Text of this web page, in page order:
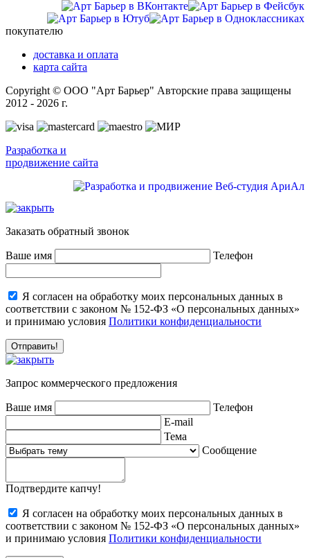
покупателю
доставка и оплата
карта сайта
Copyright © ООО "Арт Барьер" Авторские права защищены
2012 - 2026 г.
Разработка и
продвижение сайта
Заказать обратный звонок
Ваше имя Телефон
Я согласен на обработку моих персональных данных в
соответствии с законом № 152-ФЗ «О персональных данных»
и принимаю условия Политики конфиденциальности
Запрос коммерческого предложения
Ваше имя
Телефон
E-mail
Тема
Сообщение
Подтвердите капчу!
Я согласен на обработку моих персональных данных в
соответствии с законом № 152-ФЗ «О персональных данных»
и принимаю условия Политики конфиденциальности